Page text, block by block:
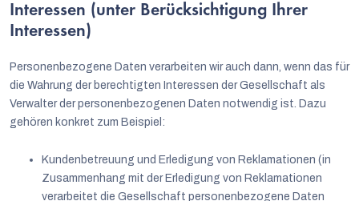
Interessen (unter Berücksichtigung Ihrer
Interessen)
Personenbezogene Daten verarbeiten wir auch dann, wenn das für
die Wahrung der berechtigten Interessen der Gesellschaft als
Verwalter der personenbezogenen Daten notwendig ist. Dazu
gehören konkret zum Beispiel:
Kundenbetreuung und Erledigung von Reklamationen (in
Zusammenhang mit der Erledigung von Reklamationen
verarbeitet die Gesellschaft personenbezogene Daten